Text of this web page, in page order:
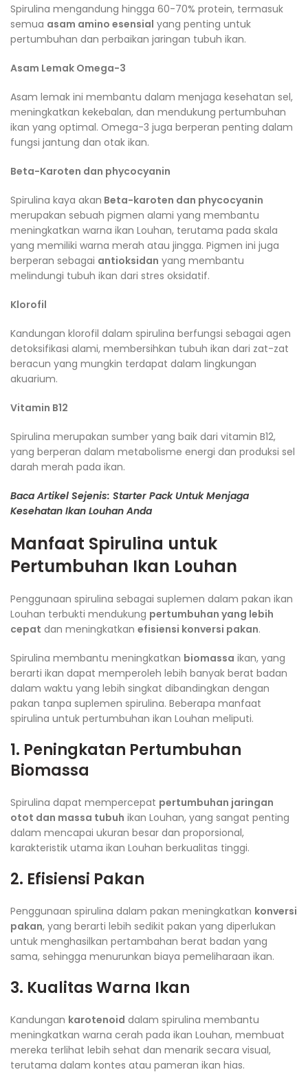
Spirulina mengandung hingga 60-70% protein, termasuk
semua asam amino esensial yang penting untuk
pertumbuhan dan perbaikan jaringan tubuh ikan.
Asam Lemak Omega-3
Asam lemak ini membantu dalam menjaga kesehatan sel,
meningkatkan kekebalan, dan mendukung pertumbuhan
ikan yang optimal. Omega-3 juga berperan penting dalam
fungsi jantung dan otak ikan.
Beta-Karoten dan phycocyanin
Spirulina kaya akan Beta-karoten dan phycocyanin
merupakan sebuah pigmen alami yang membantu
meningkatkan warna ikan Louhan, terutama pada skala
yang memiliki warna merah atau jingga. Pigmen ini juga
berperan sebagai antioksidan yang membantu
melindungi tubuh ikan dari stres oksidatif.
Klorofil
Kandungan klorofil dalam spirulina berfungsi sebagai agen
detoksifikasi alami, membersihkan tubuh ikan dari zat-zat
beracun yang mungkin terdapat dalam lingkungan
akuarium.
Vitamin B12
Spirulina merupakan sumber yang baik dari vitamin B12,
yang berperan dalam metabolisme energi dan produksi sel
darah merah pada ikan.
Baca Artikel Sejenis: Starter Pack Untuk Menjaga
Kesehatan Ikan Louhan Anda
Manfaat Spirulina untuk
Pertumbuhan Ikan Louhan
Penggunaan spirulina sebagai suplemen dalam pakan ikan
Louhan terbukti mendukung pertumbuhan yang lebih
cepat dan meningkatkan efisiensi konversi pakan.
Spirulina membantu meningkatkan biomassa ikan, yang
berarti ikan dapat memperoleh lebih banyak berat badan
dalam waktu yang lebih singkat dibandingkan dengan
pakan tanpa suplemen spirulina. Beberapa manfaat
spirulina untuk pertumbuhan ikan Louhan meliputi.
1. Peningkatan Pertumbuhan
Biomassa
Spirulina dapat mempercepat pertumbuhan jaringan
otot dan massa tubuh ikan Louhan, yang sangat penting
dalam mencapai ukuran besar dan proporsional,
karakteristik utama ikan Louhan berkualitas tinggi.
2. Efisiensi Pakan
Penggunaan spirulina dalam pakan meningkatkan konversi
pakan, yang berarti lebih sedikit pakan yang diperlukan
untuk menghasilkan pertambahan berat badan yang
sama, sehingga menurunkan biaya pemeliharaan ikan.
3. Kualitas Warna Ikan
Kandungan karotenoid dalam spirulina membantu
meningkatkan warna cerah pada ikan Louhan, membuat
mereka terlihat lebih sehat dan menarik secara visual,
terutama dalam kontes atau pameran ikan hias.